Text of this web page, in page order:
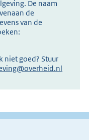
De naam
de
van de
niet goed? Stuur